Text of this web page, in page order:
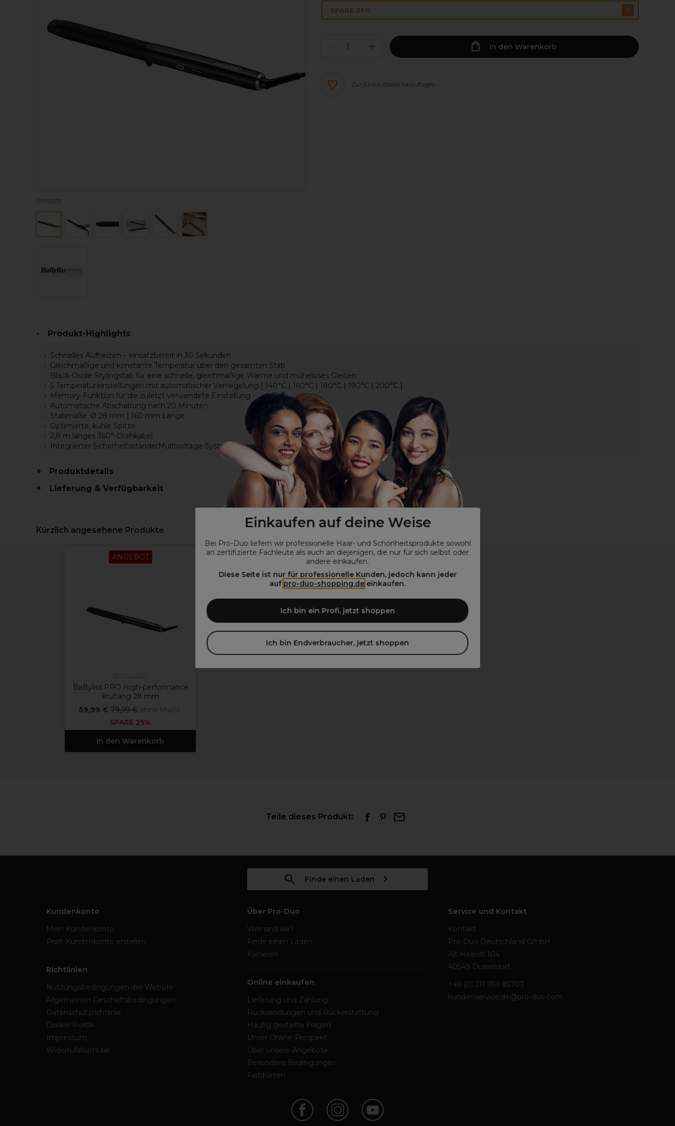
Einkaufen auf deine Weise
Bei Pro-Duo liefern wir professionelle Haar- und Schönheitsprodukte sowohl
an zertifizierte Fachleute als auch an diejenigen, die nur für sich selbst oder
andere einkaufen.
Diese Seite ist nur für professionelle Kunden, jedoch kann jeder
auf pro-duo-shopping.deeinkaufen.
Ich bin ein Profi, jetzt shoppen
Ich bin Endverbraucher, jetzt shoppen
P050513
SPARE 25%
In den Warenkorb
Zur Einkaufsliste hinzufügen
Produkt-Highlights
Schnelles Aufheizen – einsatzbereit in 30 Sekunden
Gleichmäßige und konstante Temperatur über den gesamten Stab
Black-Oxide-Stylingstab für eine schnelle, gleichmäßige Wärme und müheloses Gleiten
5 Temperatureinstellungen mit automatischer Verriegelung [ 140°C | 160°C | 180°C | 190°C | 200°C ]
Memory-Funktion für die zuletzt verwendete Einstellung
Automatische Abschaltung nach 20 Minuten
Stabmaße: Ø 28 mm | 160 mm Länge
Optimierte, kühle Spitze
2,8 m langes 360°-Drehkabel
Integrierter SicherheitsständerMultivoltage-System – weltweit einsetzbar
Produktdetails
Lieferung & Verfügbarkeit
Kürzlich angesehene Produkte
ANGEBOT
BaByliss PRO High-performance
krultang 28 mm
59,99 € 79,99 € ohne MwSt.
SPARE 25%
In den Warenkorb
Teile dieses Produkt:
Finde einen Laden
Kundenkonto
Mein Kundenkonto
Profi-Kundenkonto erstellen
Richtlinien
Nutzungsbedingungen der Website
Allgemeinen Geschäftsbedingungen
Datenschutzrichtlinie
Cookie Politik
Impressum
Widerrufsformular
Über Pro-Duo
Wer sind wir?
Finde einen Laden
Karrieren
Online einkaufen
Lieferung und Zahlung
Rücksendungen und Rückerstattung
Häufig gestellte Fragen
Unser Online-Prospekt
Über unsere Angebote
Besondere Bedingungen
Farbkarten
Service und Kontakt
Kontakt
Pro-Duo Deutschland GmbH
Alt-Heerdt 104
40549 Düsseldorf
+49 (0) 211 959 85707
kundenservice.de@pro-duo.com